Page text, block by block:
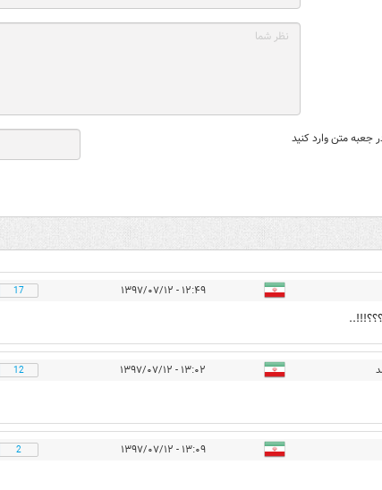
جعبه متن وارد کنید
۱۲:۴۹ - ۱۳۹۷/۰۷/۱۲ 17
۱۳:۰۲ - ۱۳۹۷/۰۷/۱۲ 12
۱۳:۰۹ - ۱۳۹۷/۰۷/۱۲ 2